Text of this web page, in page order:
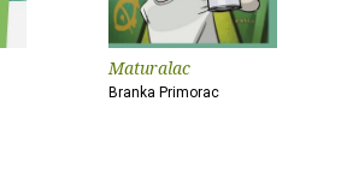
Maturalac
Branka Primorac